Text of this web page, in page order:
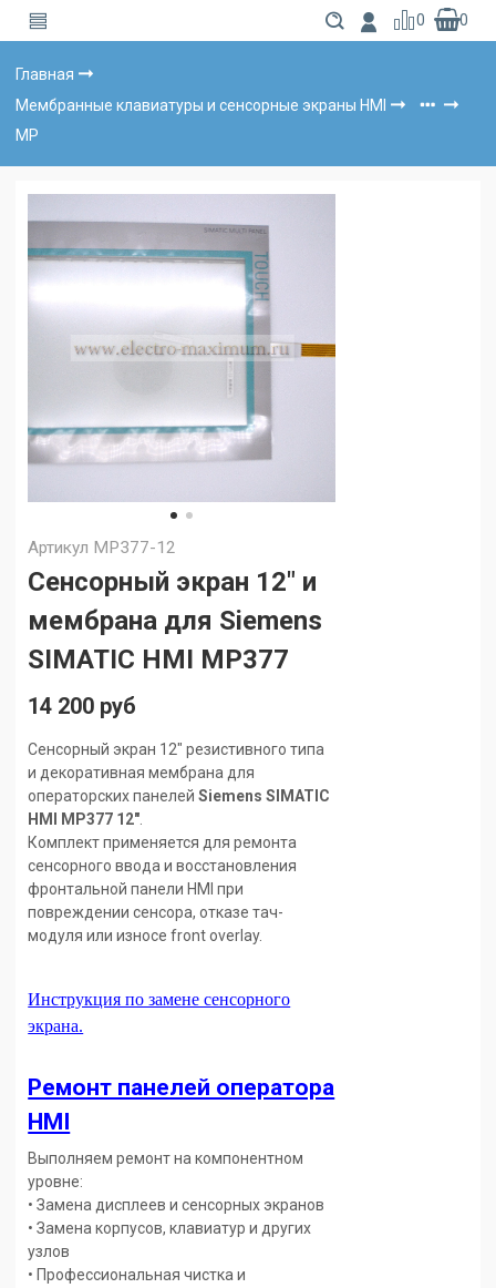
0 0
Главная
Мембранные клавиатуры и сенсорные экраны HMI
MP
Артикул MP377-12
Сенсорный экран 12" и
мембрана для Siemens
SIMATIC HMI MP377
14 200 руб
Сенсорный экран 12" резистивного типа
и декоративная мембрана для
операторских панелейSiemens SIMATIC
HMI MP377 12".
Комплект применяется для ремонта
сенсорного ввода и восстановления
фронтальной панели HMI при
повреждении сенсора, отказе тач-
модуля или износе front overlay.
Инструкция по замене сенсорного
экрана.
Ремонт панелей оператора
HMI
Выполняем ремонт на компонентном
уровне:
• Замена дисплеев и сенсорных экранов
• Замена корпусов, клавиатур и других
узлов
• Профессиональная чистка и